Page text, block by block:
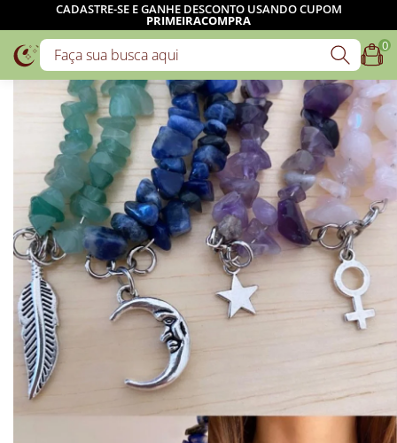
CADASTRE-SE E GANHE DESCONTO USANDO CUPOM
PRIMEIRACOMPRA
0